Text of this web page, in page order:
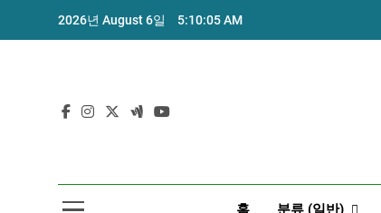
2026년 August 6일 5:10:05 AM
홈 분류 (일반)